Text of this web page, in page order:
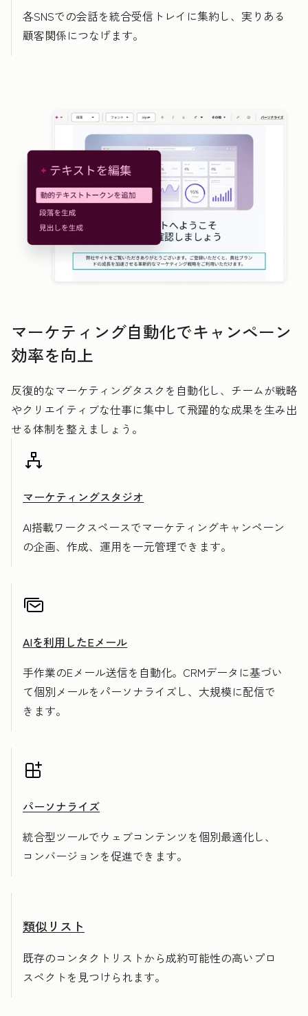
各SNSでの会話を統合受信トレイに集約し、実りある
顧客関係につなげます。
マーケティング自動化でキャンペーン
効率を向上
反復的なマーケティングタスクを自動化し、チームが戦略
やクリエイティブな仕事に集中して飛躍的な成果を生み出
せる体制を整えましょう。
マーケティングスタジオ
AI搭載ワークスペースでマーケティングキャンペーン
の企画、作成、運用を一元管理できます。
AIを利用したEメール
手作業のEメール送信を自動化。CRMデータに基づい
て個別メールをパーソナライズし、大規模に配信で
きます。
パーソナライズ
統合型ツールでウェブコンテンツを個別最適化し、
コンバージョンを促進できます。
類似リスト
既存のコンタクトリストから成約可能性の高いプロ
スペクトを見つけられます。